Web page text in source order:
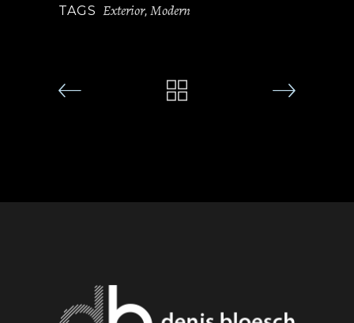
TAGS Exterior, Modern